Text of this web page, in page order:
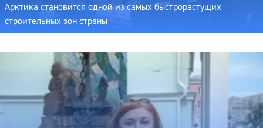
Арктика становится одной из самых быстрорастущих
строительных зон страны